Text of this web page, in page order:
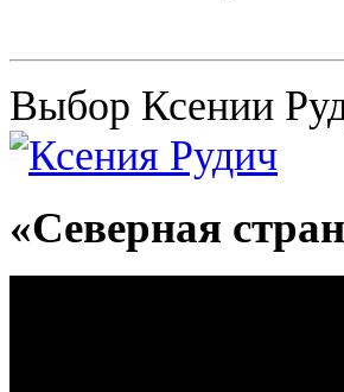
Выбор Ксении
«Северная